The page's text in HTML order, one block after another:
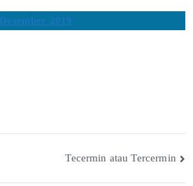
2019
Tecermin atau Tercermin